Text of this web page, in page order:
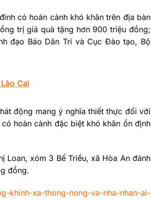
có hoàn cảnh khó khăn trên địa bàn
trị giá quà tặng hơn 900 triệu đồng;
đạo Báo Dân Trí và Cục Đào tạo, Bộ
Cai
động mang ý nghĩa thiết thực đối với
hoàn cảnh đặc biệt khó khăn ổn định
Loan, xóm 3 Bế Triều, xã Hòa An đánh
đồng.
khinh-xa-thong-nong-va-nha-nhan-ai-